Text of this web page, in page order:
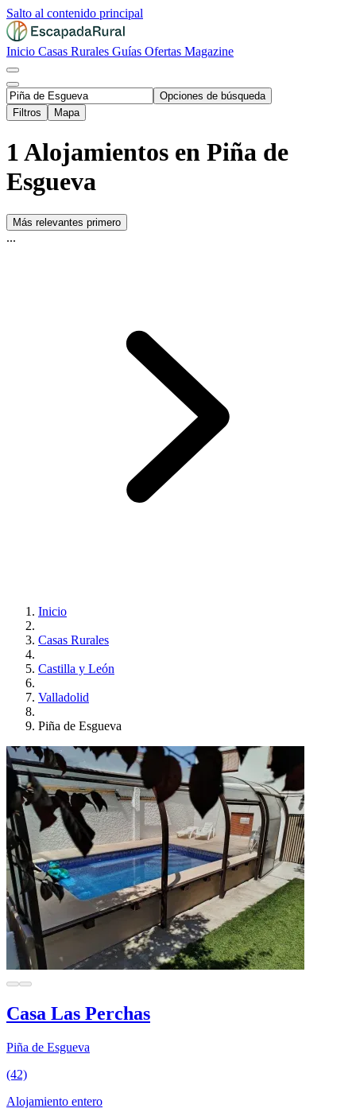
Salto al contenido principal
Inicio Casas Rurales Guías Ofertas Magazine
Opciones de búsqueda
Filtros
Mapa
1 Alojamientos en Piña de
Esgueva
Más relevantes primero
...
Inicio
Casas Rurales
Castilla y León
Valladolid
Piña de Esgueva
Casa Las Perchas
Piña de Esgueva
(42)
Alojamiento entero